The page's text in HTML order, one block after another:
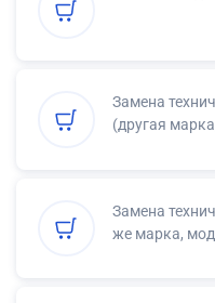
Замена
(другая
Замена
же марка,